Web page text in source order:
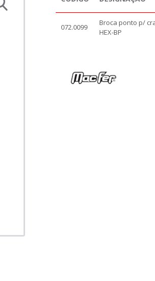
072.0099
Broca ponto p/
HEX-BP